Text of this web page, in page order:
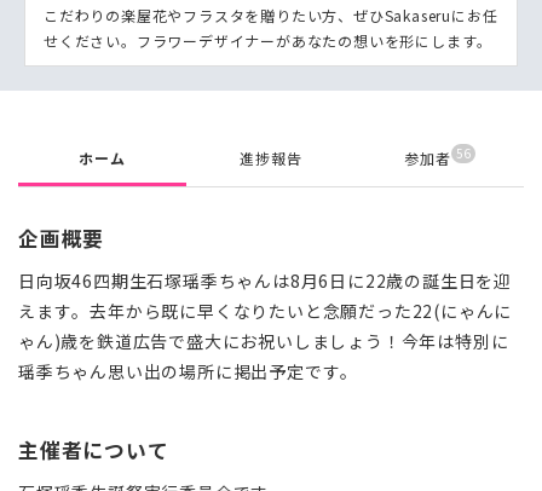
こだわりの楽屋花やフラスタを贈りたい方、ぜひSakaseruにお任
せください。フラワーデザイナーがあなたの想いを形にします。
ホーム 進捗報告 参加者 56
企画概要
日向坂46四期生石塚瑶季ちゃんは8月6日に22歳の誕生日を迎
えます。去年から既に早くなりたいと念願だった22(にゃんに
ゃん)歳を鉄道広告で盛大にお祝いしましょう！今年は特別に
瑶季ちゃん思い出の場所に掲出予定です。
主催者について